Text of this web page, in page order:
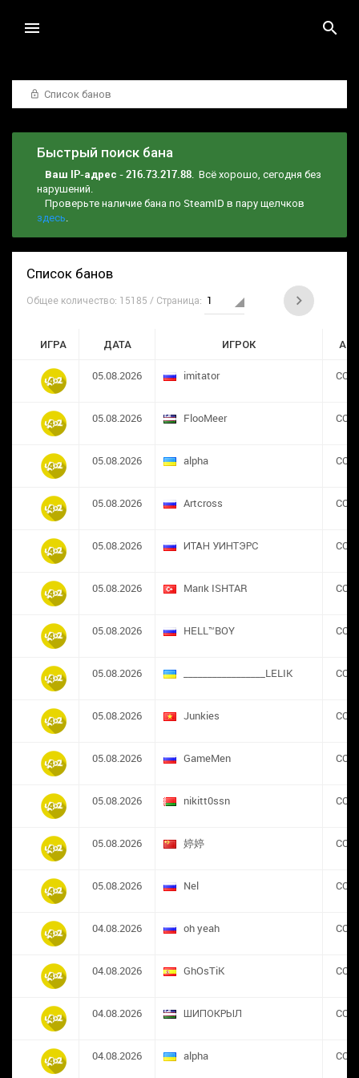
Список банов
Быстрый поиск бана
Ваш IP-адрес - 216.73.217.88. Всё хорошо, сегодня без
нарушений.
Проверьте наличие бана по SteamID в пару щелчков
здесь.
Список банов
Общее количество: 15185 / Страница:
ИГРА ДАТА ИГРОК
05.08.2026 imitator
05.08.2026 FlooMeer
05.08.2026 alpha
05.08.2026 Artcross
05.08.2026 ИТАН УИНТЭРС
05.08.2026 Marık ISHTAR
05.08.2026 HELL™BOY
05.08.2026 _________________LELIK
05.08.2026 Junkies
05.08.2026 GameMen
05.08.2026 nikitt0ssn
05.08.2026 婷婷
05.08.2026 Nel
04.08.2026 oh yeah
04.08.2026 GhOsTiK
04.08.2026 ШИПОКРЫЛ
04.08.2026 alpha